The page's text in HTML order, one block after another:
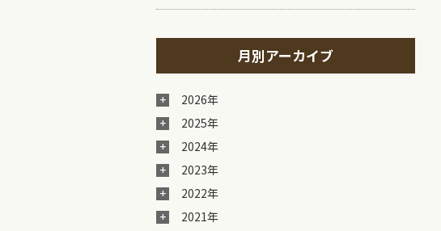
月別アーカイブ
2026年
2025年
2024年
2023年
2022年
2021年